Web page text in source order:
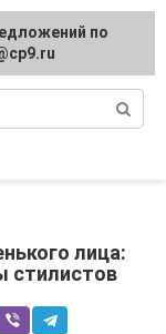
лица:
стилистов
по